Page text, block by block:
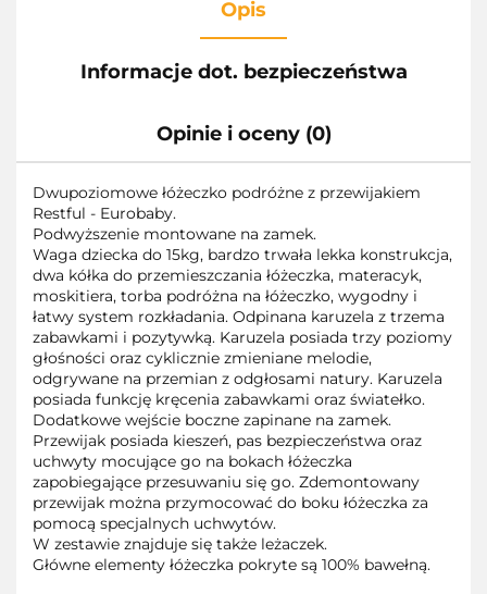
Opis
Informacje dot. bezpieczeństwa
Opinie i oceny (0)
Dwupoziomowe łóżeczko podróżne z przewijakiem
Restful - Eurobaby.
Podwyższenie montowane na zamek.
Waga dziecka do 15kg, bardzo trwała lekka konstrukcja,
dwa kółka do przemieszczania łóżeczka, materacyk,
moskitiera, torba podróżna na łóżeczko, wygodny i
łatwy system rozkładania. Odpinana karuzela z trzema
zabawkami i pozytywką. Karuzela posiada trzy poziomy
głośności oraz cyklicznie zmieniane melodie,
odgrywane na przemian z odgłosami natury. Karuzela
posiada funkcję kręcenia zabawkami oraz światełko.
Dodatkowe wejście boczne zapinane na zamek.
Przewijak posiada kieszeń, pas bezpieczeństwa oraz
uchwyty mocujące go na bokach łóżeczka
zapobiegające przesuwaniu się go. Zdemontowany
przewijak można przymocować do boku łóżeczka za
pomocą specjalnych uchwytów.
W zestawie znajduje się także leżaczek.
Główne elementy łóżeczka pokryte są 100% bawełną.